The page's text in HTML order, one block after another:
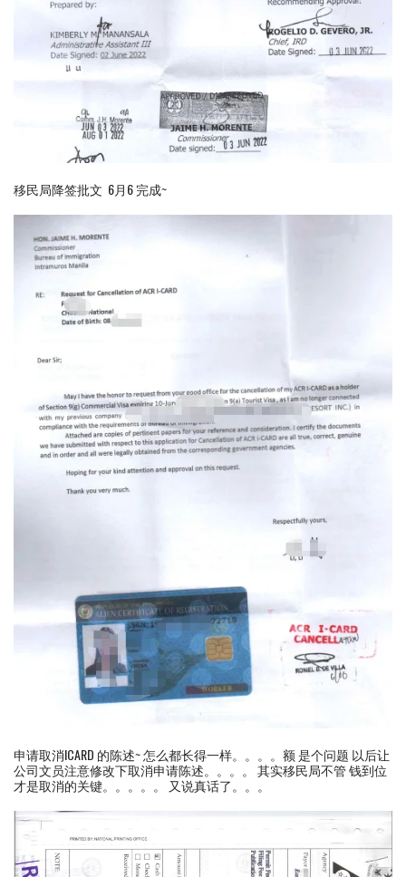
移民局降签批文 6月6 完成~
申请取消ICARD 的陈述~ 怎么都长得一样。。。。额 是个问题 以后让
公司文员注意修改下取消申请陈述。。。。 其实移民局不管 钱到位
才是取消的关键。。。。。 又说真话了。。。